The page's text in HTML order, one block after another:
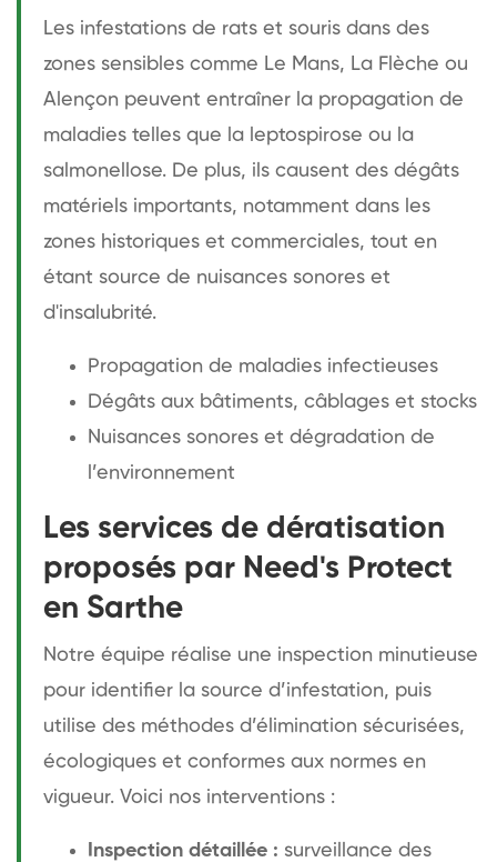
Les infestations de rats et souris dans des
zones sensibles comme Le Mans, La Flèche ou
Alençon peuvent entraîner la propagation de
maladies telles que la leptospirose ou la
salmonellose. De plus, ils causent des dégâts
matériels importants, notamment dans les
zones historiques et commerciales, tout en
étant source de nuisances sonores et
d'insalubrité.
Propagation de maladies infectieuses
Dégâts aux bâtiments, câblages et stocks
Nuisances sonores et dégradation de
l’environnement
Les services de dératisation
proposés par Need's Protect
en Sarthe
Notre équipe réalise une inspection minutieuse
pour identifier la source d’infestation, puis
utilise des méthodes d’élimination sécurisées,
écologiques et conformes aux normes en
vigueur. Voici nos interventions :
Inspection détaillée : surveillance des